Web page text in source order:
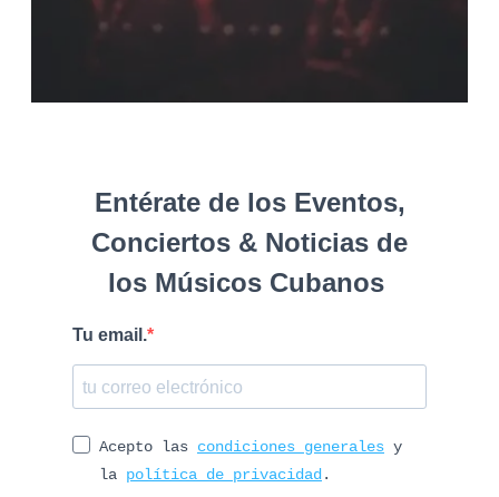
Entérate de los Eventos,
Conciertos & Noticias de
los Músicos Cubanos
Tu email.
Acepto las condiciones generales y
la política de privacidad.